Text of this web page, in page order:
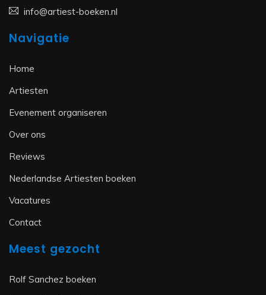
info@artiest-boeken.nl
Navigatie
Home
Artiesten
Evenement organiseren
Over ons
Reviews
Nederlandse Artiesten boeken
Vacatures
Contact
Meest gezocht
Rolf Sanchez boeken